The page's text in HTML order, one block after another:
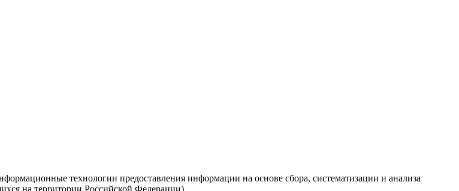
технологии предоставления информации на основе сбора, систематизации и анализа